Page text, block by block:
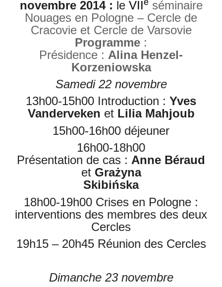
novembre 2014 : le VII séminaire
Nouages en Pologne – Cercle de
Cracovie et Cercle de Varsovie
Programme :
Présidence : Alina Henzel-
Korzeniowska
Samedi 22 novembre
13h00-15h00 Introduction : Yves
Vanderveken etLilia Mahjoub
15h00-16h00 déjeuner
16h00-18h00
Présentation de cas : Anne Béraud
et Grażyna
Skibińska
18h00-19h00 Crises en Pologne :
interventions des membres des deux
Cercles
19h15 – 20h45 Réunion des Cercles
Dimanche 23 novembre